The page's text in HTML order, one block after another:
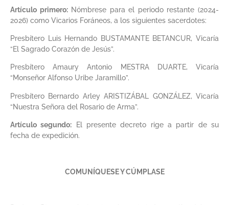
Artículo primero:Nómbrese para el periodo restante (2024-
2026) como Vicarios Foráneos, a los siguientes sacerdotes:
Presbítero Luis Hernando BUSTAMANTE BETANCUR, Vicaría
“El Sagrado Corazón de Jesús”.
Presbítero Amaury Antonio MESTRA DUARTE, Vicaría
“Monseñor Alfonso Uribe Jaramillo”.
Presbítero Bernardo Arley ARISTIZÁBAL GONZÁLEZ, Vicaría
“Nuestra Señora del Rosario de Arma”.
Artículo segundo: El presente decreto rige a partir de su
fecha de expedición.
COMUNÍQUESE Y CÚMPLASE